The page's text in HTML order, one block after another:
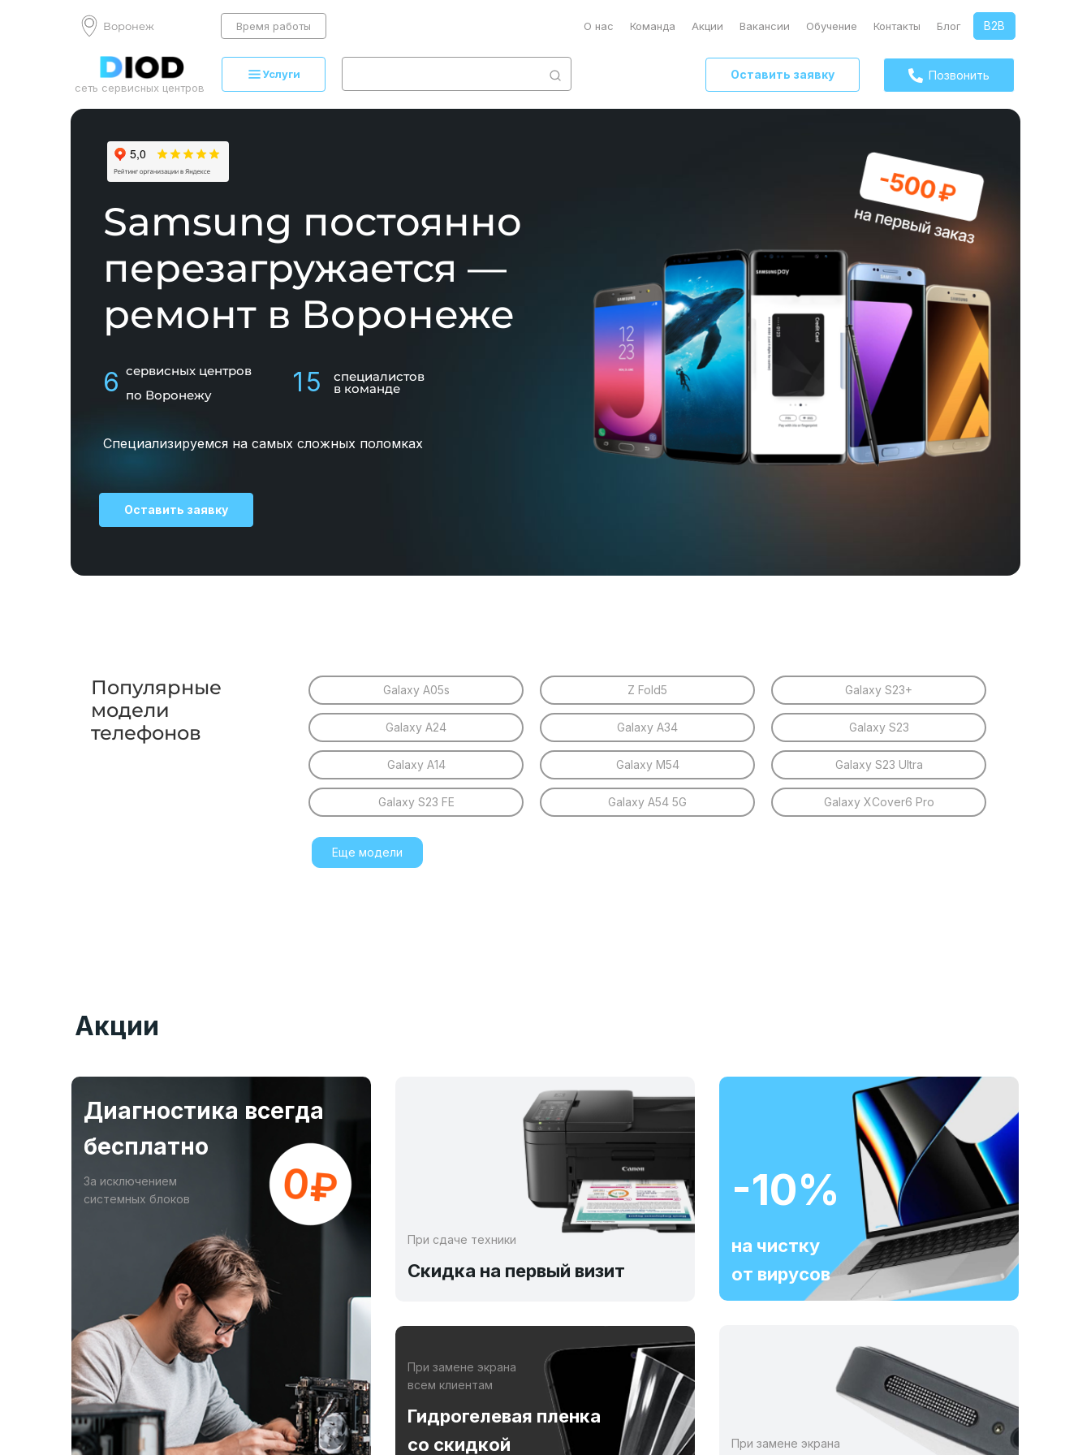
Воронеж Время работы О нас Команда Акции Вакансии Обучение Контакты Блог B2B
сеть сервисных центров
Услуги Оставить заявку Позвонить
Samsung постоянно
перезагружается —
ремонт в Воронеже
6 сервисных центров
по Воронежу
15 специалистов
в команде
Специализируемся на самых сложных поломках
Оставить заявку
Популярные
модели
телефонов
Galaxy A05s
Galaxy A24
Galaxy A14
Galaxy S23 FE
Z Fold5
Galaxy A34
Galaxy M54
Galaxy A54 5G
Galaxy S23+
Galaxy S23
Galaxy S23 Ultra
Galaxy XCover6 Pro
Еще модели
Акции
Диагностика всегда
бесплатно
За исключением
системных блоков
При сдаче техники
Скидка на первый визит
При замене экрана
всем клиентам
Гидрогелевая пленка
со скидкой
-10%
на чистку
от вирусов
При замене экрана